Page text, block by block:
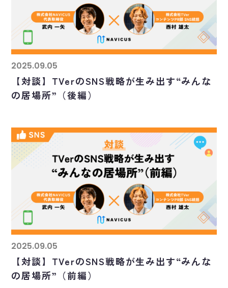
2025.09.05
【対談】TVerのSNS戦略が生み出す“みんな
の居場所”（後編）
2025.09.05
【対談】TVerのSNS戦略が生み出す“みんな
の居場所”（前編）